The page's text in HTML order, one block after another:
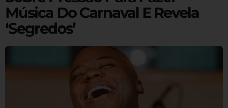
Música Do Carnaval E Revela
‘segredos’